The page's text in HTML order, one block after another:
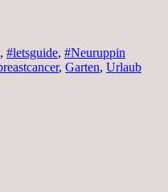
, #letsguide, #Neuruppin
, Garten, Urlaub